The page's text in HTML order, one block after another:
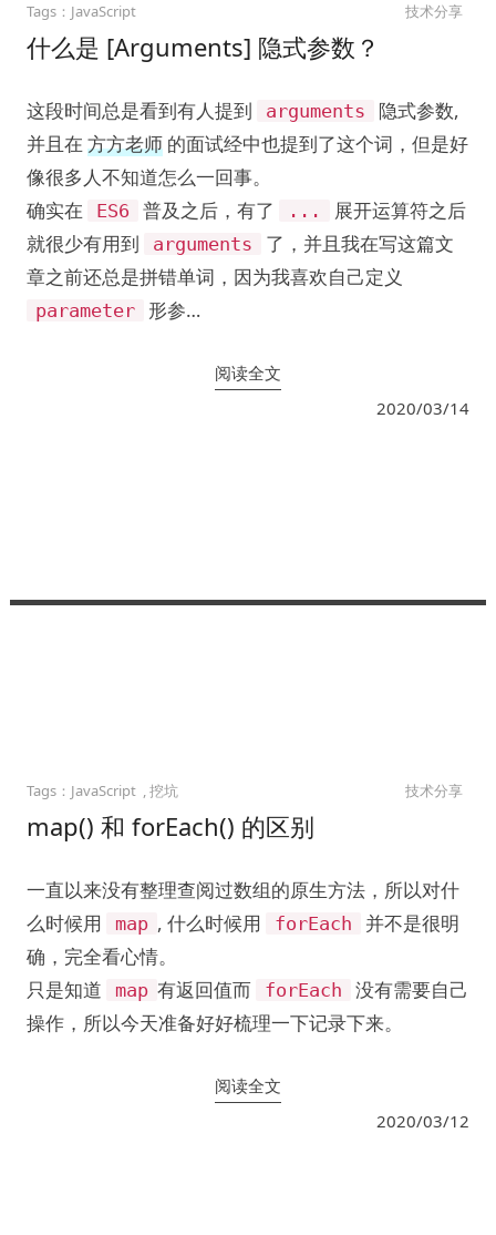
JavaScript 技术分享
什么是 [Arguments] 隐式参数？
这段时间总是看到有人提到 arguments
隐式参数,
并且在 方方老师的面试经中也提到了这个词，但是好
像很多人不知道怎么一回事。
确实在
ES6 普及之后，有了 ...
展开运算符之后
就很少有用到
arguments
了，并且我在写这篇文
章之前还总是拼错单词，因为我喜欢自己定义
parameter 形参…
阅读全文
2020/03/14
JavaScript 挖坑 技术分享
map() 和 forEach() 的区别
一直以来没有整理查阅过数组的原生方法，所以对什
么时候用
map , 什么时候用 forEach
并不是很明
确，完全看心情。
只是知道
map 有返回值而 forEach
没有需要自己
操作，所以今天准备好好梳理一下记录下来。
阅读全文
2020/03/12